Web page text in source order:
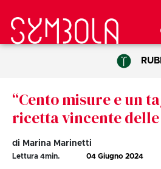
“Cento misure e un
ricetta vincente
di Marina Marinetti
Lettura 4min. 04 Giugno 2024